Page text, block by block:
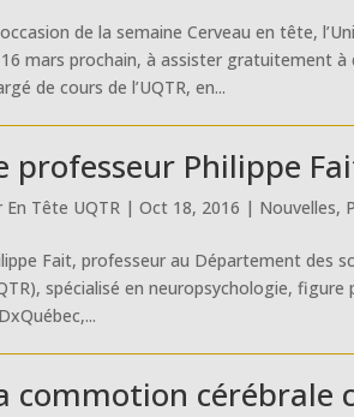
de la semaine Cerveau en tête,
mars prochain, à assister gratuitement
de cours de l’UQTR, en...
professeur Philippe
En Tête UQTR |Oct 18, 2016 | Nouvelles,
Fait, professeur au Département des
spécialisé en neuropsychologie,
commotion cérébrale